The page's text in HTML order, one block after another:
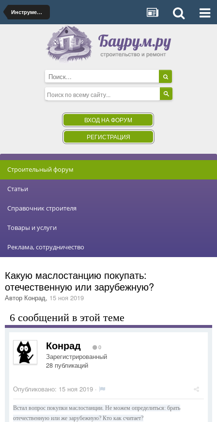
Инструменты и оборудование
ВХОД НА ФОРУМ
РЕГИСТРАЦИЯ
Строительный форум
Статьи
Справочник строителя
Товары и услуги
Реклама, сотрудничество
Какую маслостанцию покупать:
отечественную или зарубежную?
Автор Конрад, 15 ноя 2019
6 сообщений в этой теме
Конрад 0
Зарегистрированный
28 публикаций
Опубликовано: 15 ноя 2019 ·
Встал вопрос покупки маслостанции. Не можем определиться: брать
отечественную или же зарубежную? Кто как считает?